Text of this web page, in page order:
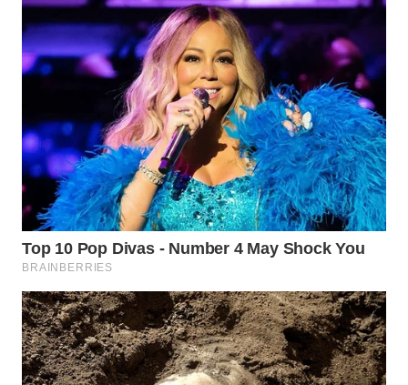
WN
KALTARA
KALSEL
WN
KALTIM
WN
SULSEL
WN
GORONTALO
WN